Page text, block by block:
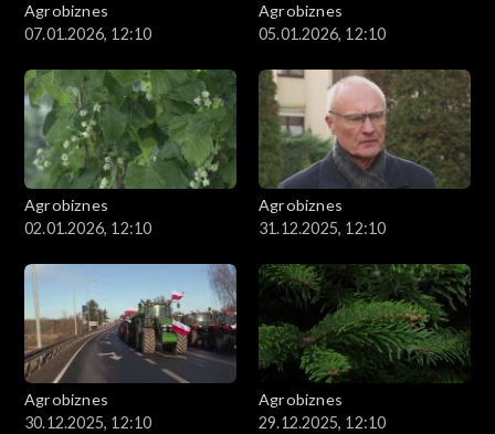
Agrobiznes
07.01.2026, 12:10
Agrobiznes
05.01.2026, 12:10
Agrobiznes
02.01.2026, 12:10
Agrobiznes
31.12.2025, 12:10
Agrobiznes
30.12.2025, 12:10
Agrobiznes
29.12.2025, 12:10